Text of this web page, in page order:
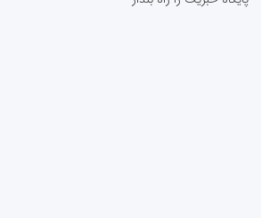
طلایی پیشرفت ورزش کشور